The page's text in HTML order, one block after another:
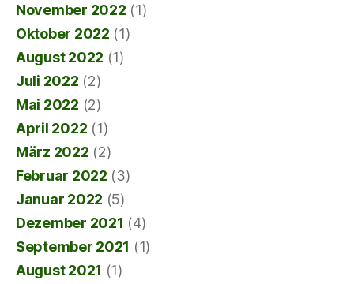
November 2022 (1)
Oktober 2022 (1)
August 2022 (1)
Juli 2022 (2)
Mai 2022 (2)
April 2022 (1)
März 2022 (2)
Februar 2022 (3)
Januar 2022 (5)
Dezember 2021 (4)
September 2021 (1)
August 2021 (1)